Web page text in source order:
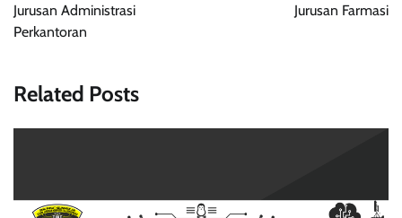
Jurusan Administrasi
Perkantoran
Jurusan Farmasi
Related Posts